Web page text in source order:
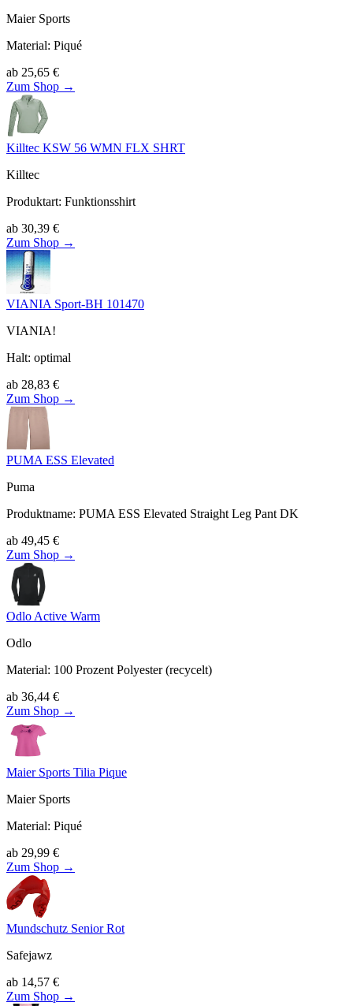
Maier Sports
Material: Piqué
ab 25,65 €
Zum Shop →
Killtec KSW 56 WMN FLX SHRT
Killtec
Produktart: Funktionsshirt
ab 30,39 €
Zum Shop →
VIANIA Sport-BH 101470
VIANIA!
Halt: optimal
ab 28,83 €
Zum Shop →
PUMA ESS Elevated
Puma
Produktname: PUMA ESS Elevated Straight Leg Pant DK
ab 49,45 €
Zum Shop →
Odlo Active Warm
Odlo
Material: 100 Prozent Polyester (recycelt)
ab 36,44 €
Zum Shop →
Maier Sports Tilia Pique
Maier Sports
Material: Piqué
ab 29,99 €
Zum Shop →
Mundschutz Senior Rot
Safejawz
ab 14,57 €
Zum Shop →